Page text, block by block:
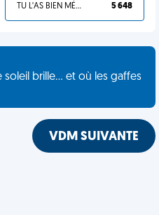
TU L'AS BIEN MÉRITÉ 5 648
soleil brille... et où les gaffes
VDM SUIVANTE